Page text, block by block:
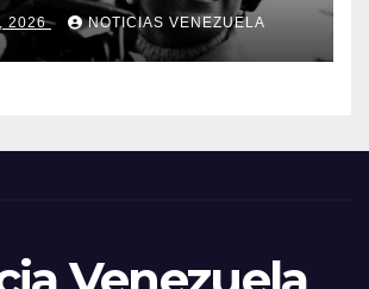
2026 NOTICIAS VENEZUELA